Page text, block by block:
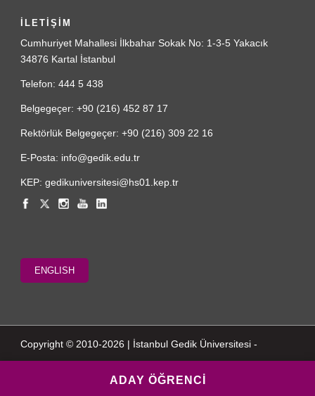
İLETİŞİM
Cumhuriyet Mahallesi İlkbahar Sokak No: 1-3-5 Yakacık
34876 Kartal İstanbul
Telefon: 444 5 438
Belgegeçer: +90 (216) 452 87 17
Rektörlük Belgegeçer: +90 (216) 309 22 16
E-Posta: info@gedik.edu.tr
KEP: gedikuniversitesi@hs01.kep.tr
ENGLISH
Copyright © 2010-2026 | İstanbul Gedik Üniversitesi -
ADAY ÖĞRENCİ